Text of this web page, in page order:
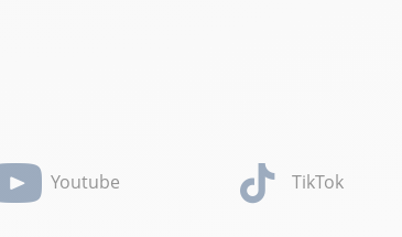
Youtube TikTok